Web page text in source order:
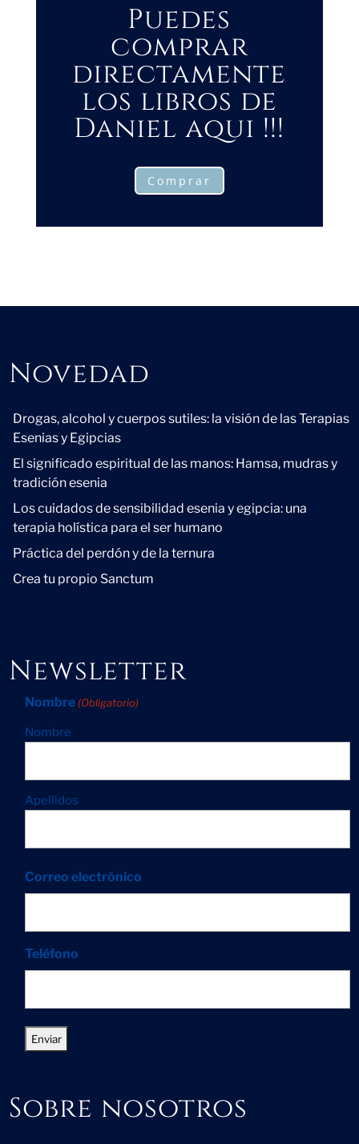
Puedes
comprar
directamente
los libros de
Daniel aqui !!!
Comprar
Novedad
Novedad
Drogas, alcohol y cuerpos sutiles: la visión de las Terapias
Esenias y Egipcias
El significado espiritual de las manos: Hamsa, mudras y
tradición esenia
Los cuidados de sensibilidad esenia y egipcia: una
terapia holística para el ser humano
Práctica del perdón y de la ternura
Crea tu propio Sanctum
Newsletter
Nombre (Obligatorio)
Nombre
Apellidos
Correo electrónico
Teléfono
Sobre nosotros